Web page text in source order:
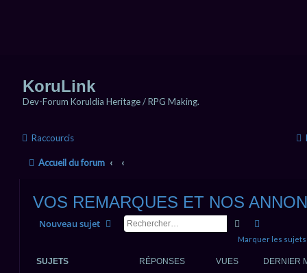
KoruLink
Dev-Forum Koruldia Heritage / RPG Making.
Raccourcis
Accueil du forum
VOS REMARQUES ET NOS
Nouveau sujet Rechercher
Marquer les sujets
SUJETS RÉPONSES VUES DERNIER